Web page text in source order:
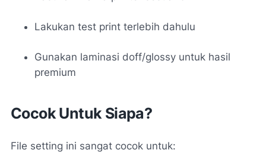
Lakukan test print terlebih dahulu
Gunakan laminasi doff/glossy untuk hasil
premium
Cocok Untuk Siapa?
File setting ini sangat cocok untuk: